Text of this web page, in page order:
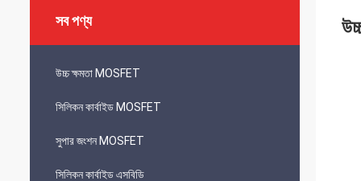
সব পণ্য
উচ্চ ক্ষমতা MOSFET
সিলিকন কার্বাইড MOSFET
সুপার জংশন MOSFET
সিলিকন কার্বাইড এসবিডি